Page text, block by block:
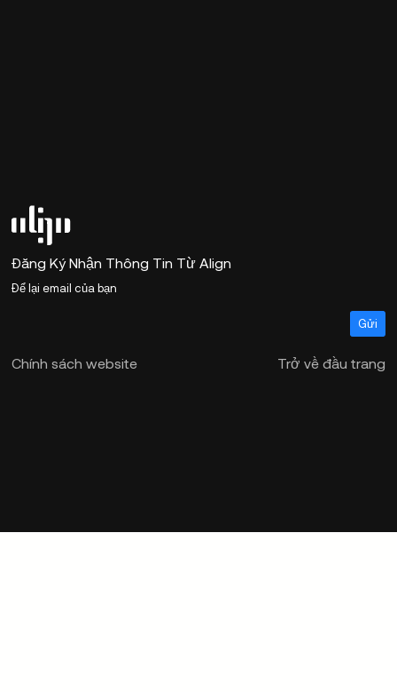
Đăng Ký Nhận Thông Tin Từ Align
Gửi
Chính sách website Trở về đầu trang